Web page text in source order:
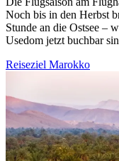
Noch bis in den Herbst
Stunde an die Ostsee –
Usedom jetzt buchbar
Reiseziel Marokko